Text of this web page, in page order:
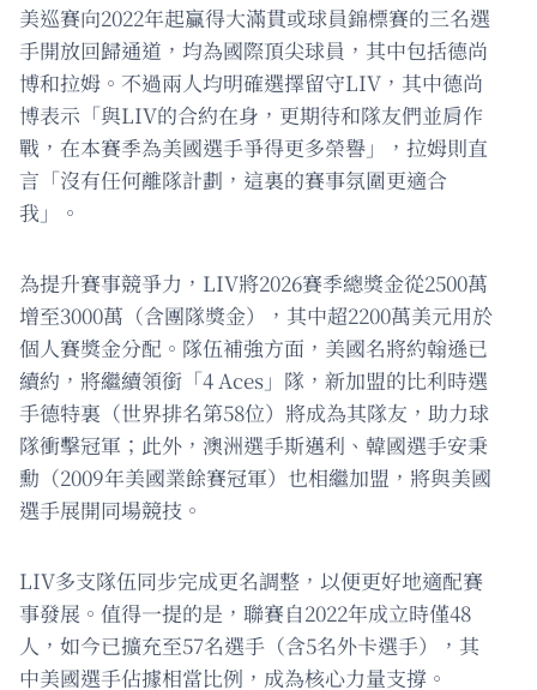
美巡賽向2022年起贏得大滿貫或球員錦標賽的三名選
手開放回歸通道，均為國際頂尖球員，其中包括德尚
博和拉姆。不過兩人均明確選擇留守LIV，其中德尚
博表示「與LIV的合約在身，更期待和隊友們並肩作
戰，在本賽季為美國選手爭得更多榮譽」，拉姆則直
言「沒有任何離隊計劃，這裏的賽事氛圍更適合
我」。
為提升賽事競爭力，LIV將2026賽季總獎金從2500萬
增至3000萬（含團隊獎金），其中超2200萬美元用於
個人賽獎金分配。隊伍補強方面，美國名將約翰遜已
續約，將繼續領銜「4 Aces」隊，新加盟的比利時選
手德特裏（世界排名第58位）將成為其隊友，助力球
隊衝擊冠軍；此外，澳洲選手斯邁利、韓國選手安秉
勳（2009年美國業餘賽冠軍）也相繼加盟，將與美國
選手展開同場競技。
LIV多支隊伍同步完成更名調整，以便更好地適配賽
事發展。值得一提的是，聯賽自2022年成立時僅48
人，如今已擴充至57名選手（含5名外卡選手），其
中美國選手佔據相當比例，成為核心力量支撐。